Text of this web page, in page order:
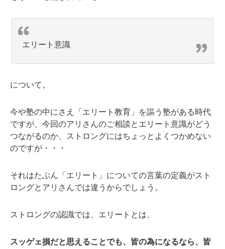
エリート意識
について。
今や塾の中にさえ「エリート教育」を謳う塾がある時代
ですが、今回のアリさんのご相談とエリート意識がどう
つながるのか、ストロングにはちょっとよくつかめない
のですが・・・
それはたぶん「エリート」についての言葉の定義がスト
ロングとアリさんでは違うからでしょう。
ストロングの認識では、エリートとは、
スッゲェ損だと思えることでも、皆の為になるなら、皆